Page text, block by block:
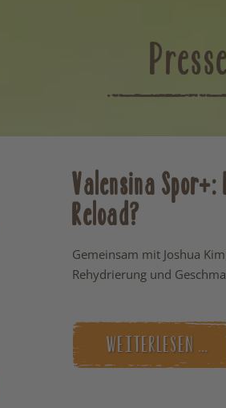
Valensina
Reload?
Gemeinsam mit Joshua
Rehydrierung und
WEITERLESEN …